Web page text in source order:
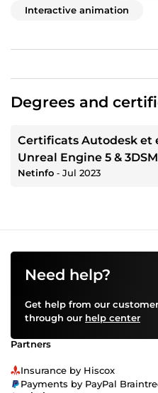
Interactive animation
Degrees and
Certificats Autodesk et
Unreal Engine 5 &
Netinfo ‐ Jul 2023
Need help?
Get help from our
through our help center
Partners
Insurance by Hiscox
Payments by PayPal